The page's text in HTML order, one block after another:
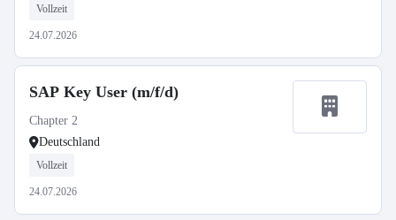
Vollzeit
24.07.2026
SAP Key User (m/f/d)
Chapter 2
Deutschland
Vollzeit
24.07.2026